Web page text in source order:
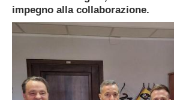
impegno alla collaborazione.